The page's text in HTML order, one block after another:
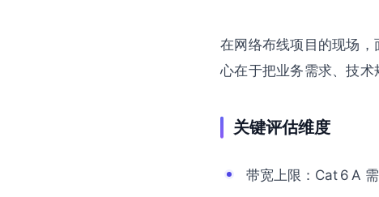
在网络布线项目的现场，
心在于把业务需求、技术
关键评估维度
带宽上限：Cat 6 A